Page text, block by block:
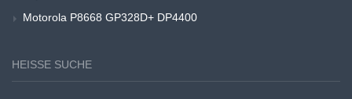
Motorola P8668 GP328D+ DP4400
HEISSE SUCHE